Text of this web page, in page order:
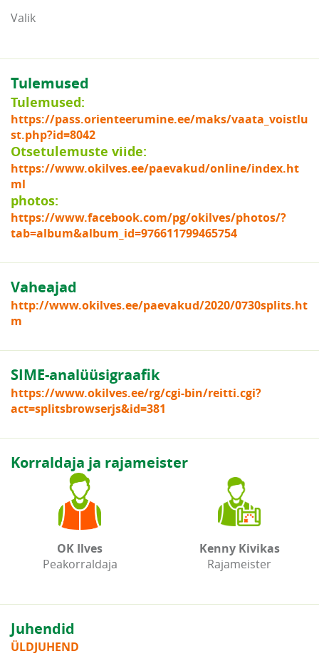
Valik
Tulemused
Tulemused:
https://pass.orienteerumine.ee/maks/vaata_voistlu
st.php?id=8042
Otsetulemuste viide:
https://www.okilves.ee/paevakud/online/index.ht
ml
photos:
https://www.facebook.com/pg/okilves/photos/?
tab=album&album_id=976611799465754
Vaheajad
http://www.okilves.ee/paevakud/2020/0730splits.ht
m
SIME-analüüsigraafik
https://www.okilves.ee/rg/cgi-bin/reitti.cgi?
act=splitsbrowserjs&id=381
Korraldaja ja rajameister
OK Ilves
Peakorraldaja
Kenny Kivikas
Rajameister
Juhendid
ÜLDJUHEND